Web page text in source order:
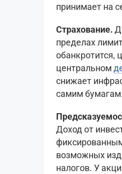
принимает на
Страхование.
пределах
обанкротится,
центральном
снижает
самим
Доход от
возможных
налогов. У